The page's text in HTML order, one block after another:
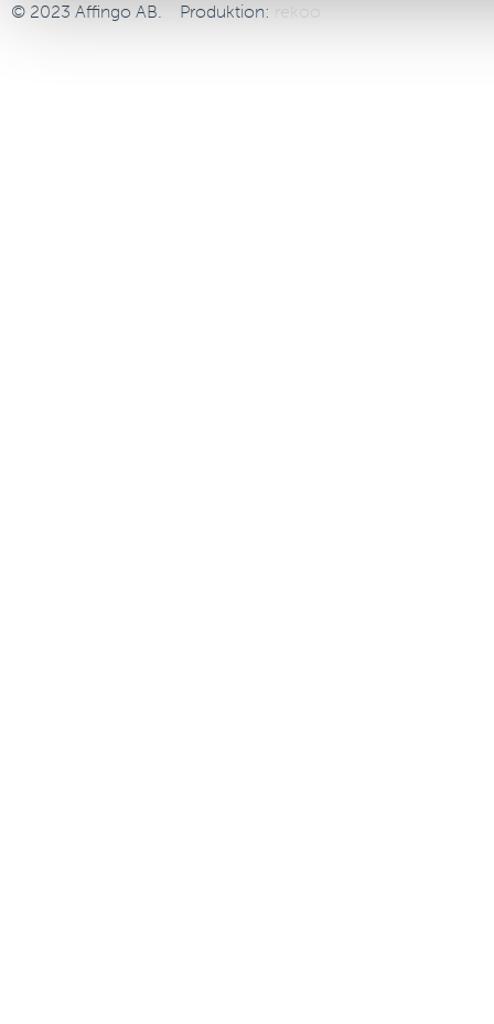
© 2023 Affingo AB. Produktion: rekoo